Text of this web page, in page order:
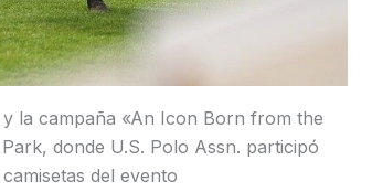
la campaña «An Icon Born from the
donde U.S. Polo Assn. participó
del evento